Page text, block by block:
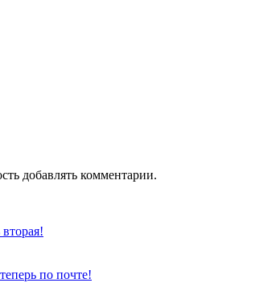
добавлять комментарии.
по почте!